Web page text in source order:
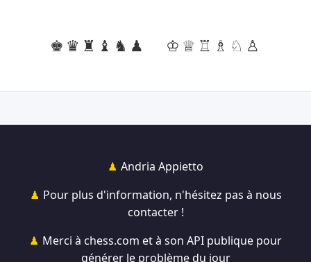
♚♛♜♝♞♟ ♔♕♖♗♘♙
Andria Appietto
Pour plus d'information, n'hésitez pas à nous
contacter !
Merci à chess.com et à son API publique pour
générer le problème du jour